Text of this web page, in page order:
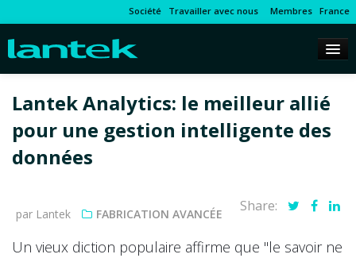
Société Travailler avec nous Membres France
Lantek Analytics: le meilleur allié
pour une gestion intelligente des
données
par Lantek FABRICATION AVANCÉE Share:
Un vieux diction populaire affirme que "le savoir ne